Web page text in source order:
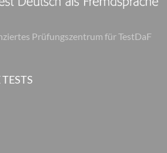
Prüfungszentrum für TestDaF